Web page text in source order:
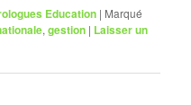
Education | Marqué
,gestion | Laisser un